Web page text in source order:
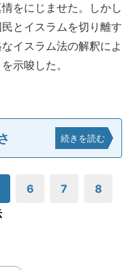
をにじませた。しかし
とイスラムを切り離す
イスラム法の解釈によ
示唆した。
続きを読む
6 7
8